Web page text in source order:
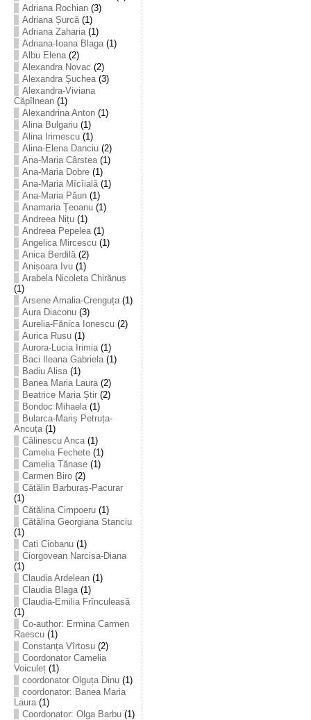
Adriana Rochian(3)
Adriana Șurcă(1)
Adriana Zaharia(1)
Adriana-Ioana Blaga(1)
Albu Elena(2)
Alexandra Novac (2)
Alexandra Șuchea(3)
Alexandra-Viviana
Căpîlnean(1)
Alexandrina Anton(1)
Alina Bulgariu(1)
Alina Irimescu(1)
Alina-Elena Danciu(2)
Ana-Maria Cârstea(1)
Ana-Maria Dobre(1)
Ana-Maria Mîcîială(1)
Ana-Maria Păun(1)
Anamaria Țeoanu(1)
Andreea Nițu(1)
Andreea Pepelea(1)
Angelica Mircescu(1)
Anica Berdilă(2)
Anișoara Ivu(1)
Arabela Nicoleta Chirănuș
(1)
Arsene Amalia-Crenguța(1)
Aura Diaconu(3)
Aurelia-Fănica Ionescu(2)
Aurica Rusu(1)
Aurora-Lucia Irimia(1)
Baci Ileana Gabriela(1)
Badiu Alisa(1)
Banea Maria Laura(2)
Beatrice Maria Știr(2)
Bondoc Mihaela(1)
Bularca-Mariș Petruța-
Ancuța(1)
Călinescu Anca(1)
Camelia Fechete(1)
Camelia Tănase(1)
Carmen Biro(2)
Cătălin Barburaș-Pacurar
(1)
Cătălina Cimpoeru(1)
Cătălina Georgiana Stanciu
(1)
Cati Ciobanu(1)
Ciorgovean Narcisa-Diana
(1)
Claudia Ardelean(1)
Claudia Blaga(1)
Claudia-Emilia Frînculeasă
(1)
Co-author: Ermina Carmen
Raescu(1)
Constanța Vîrtosu(2)
Coordonator Camelia
Voiculeț(1)
coordonator Olguța Dinu(1)
coordonator: Banea Maria
Laura(1)
Coordonator: Olga Barbu(1)